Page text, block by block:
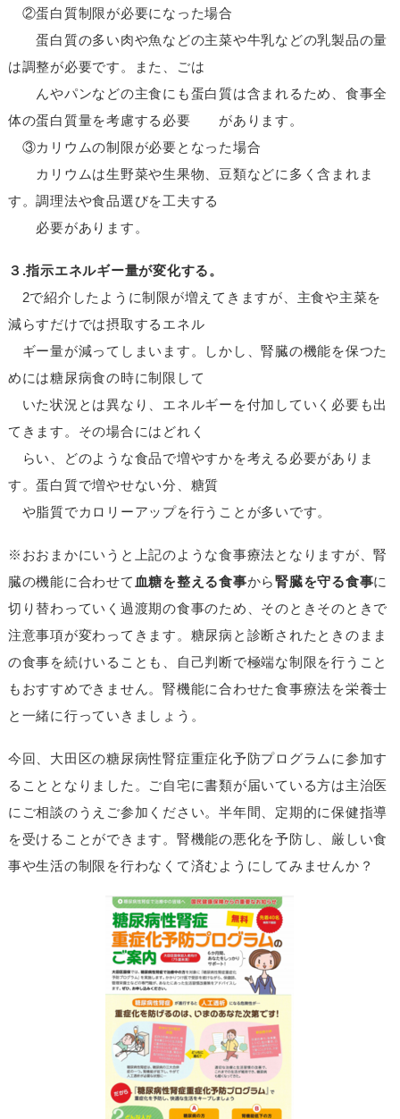
②蛋白質制限が必要になった場合
蛋白質の多い肉や魚などの主菜や牛乳などの乳製品の量
は調整が必要です。また、ごは
んやパンなどの主食にも蛋白質は含まれるため、食事全
体の蛋白質量を考慮する必要 があります。
③カリウムの制限が必要となった場合
カリウムは生野菜や生果物、豆類などに多く含まれま
す。調理法や食品選びを工夫する
必要があります。
３.指示エネルギー量が変化する。
2で紹介したように制限が増えてきますが、主食や主菜を
減らすだけでは摂取するエネル
ギー量が減ってしまいます。しかし、腎臓の機能を保つた
めには糖尿病食の時に制限して
いた状況とは異なり、エネルギーを付加していく必要も出
てきます。その場合にはどれく
らい、どのような食品で増やすかを考える必要がありま
す。蛋白質で増やせない分、糖質
や脂質でカロリーアップを行うことが多いです。
※おおまかにいうと上記のような食事療法となりますが、腎
臓の機能に合わせて 血糖を整える食事から腎臓を守る食事に
切り替わっていく過渡期の食事のため、そのときそのときで
注意事項が変わってきます。糖尿病と診断されたときのまま
の食事を続けいることも、自己判断で極端な制限を行うこと
もおすすめできません。腎機能に合わせた食事療法を栄養士
と一緒に行っていきましょう。
今回、大田区の糖尿病性腎症重症化予防プログラムに参加す
ることとなりました。ご自宅に書類が届いている方は主治医
にご相談のうえご参加ください。半年間、定期的に保健指導
を受けることができます。腎機能の悪化を予防し、厳しい食
事や生活の制限を行わなくて済むようにしてみませんか？